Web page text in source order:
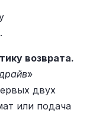
возврата.
»
двух
или подача